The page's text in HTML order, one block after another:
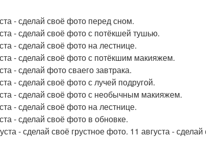
- сделай своё фото перед сном.
- сделай своё фото с потёкшей тушью.
- сделай своё фото на лестнице.
- сделай своё фото с потёкшим макияжем.
- сделай фото сваего завтрака.
- сделай своё фото с лучей подругой.
- сделай своё фото с необычным макияжем.
- сделай своё фото на лестнице.
- сделай своё фото в обновке.
- сделай своё грустное фото. 11 августа -